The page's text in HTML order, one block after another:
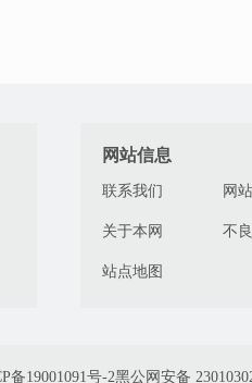
网站信息
联系我们 网
关于本网 不
站点地图
备19001091号-2黑公网安备